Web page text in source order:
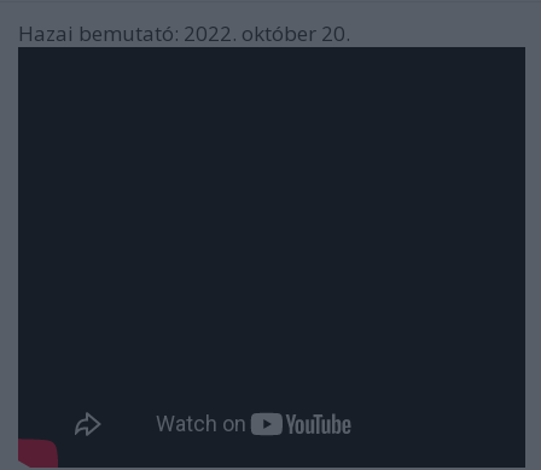
Hazai bemutató: 2022. október 20.